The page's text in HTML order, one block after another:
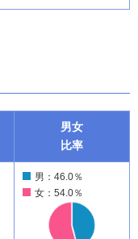
男女
比率
男：46.0％
女：54.0％